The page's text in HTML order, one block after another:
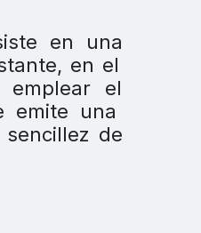
en una
en el
emplear el
emite una
de